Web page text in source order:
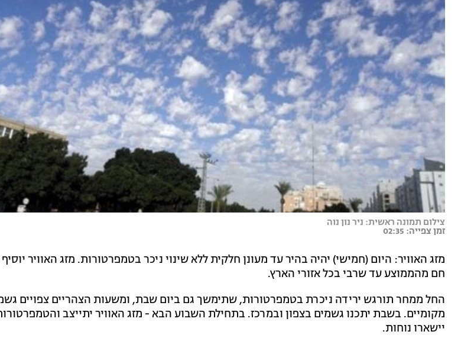
צילום תמונה ראשית: ניר נון נוה
זמן צפייה: 02:35
מזג האוויר: היום (חמישי) יהיה בהיר עד מעונן חלקית ללא שינוי ניכר בטמפרטורות. מזג האוויר
חם מהממוצע עד שרבי בכל אזורי הארץ.
החל ממחר תורגש ירידה ניכרת בטמפרטורות, שתימשך גם ביום שבת, ומשעות הצהריים צפויים
מקומיים. בשבת יתכנו גשמים בצפון ובמרכז. בתחילת השבוע הבא - מזג האוויר יתייצב
יישארו נוחות.